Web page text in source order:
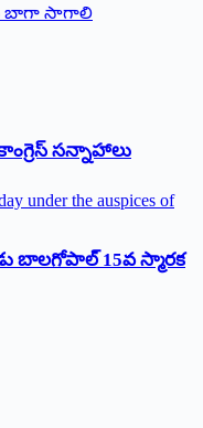
బాగా సాగాలి
‌సన్నాహాలు
బాలగోపాల్‌ 15వ స్మారక